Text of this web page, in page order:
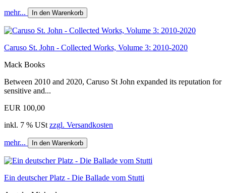
mehr... In den Warenkorb
Caruso St. John - Collected Works, Volume 3: 2010-2020
Mack Books
Between 2010 and 2020, Caruso St John expanded its reputation for
sensitive and...
EUR 100,00
inkl. 7 % USt zzgl. Versandkosten
mehr... In den Warenkorb
Ein deutscher Platz - Die Ballade vom Stutti